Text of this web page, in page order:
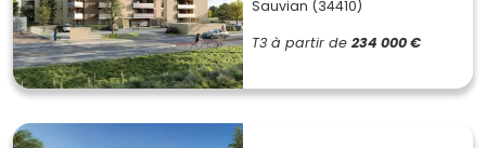
Sauvian (34410)
T3 à partir de 234 000 €